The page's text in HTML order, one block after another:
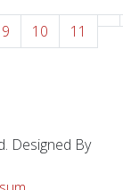
9 10 11
Designed By